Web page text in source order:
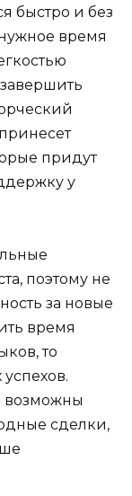
быстро и без
время
придут
у
поэтому не
за новые
время
то
возможны
сделки,